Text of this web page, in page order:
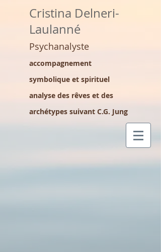
Cristina Delneri-
Laulanné
Psychanalyste
accompagnement
symbolique et spirituel
analyse des rêves et des
archétypes suivant C.G. Jung